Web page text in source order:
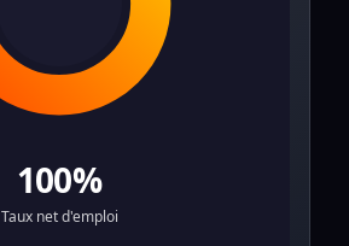
100%
Taux net d'emploi